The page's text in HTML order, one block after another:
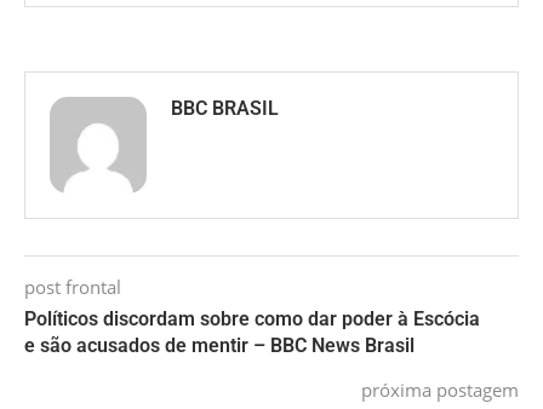
BBC BRASIL
post frontal
Políticos discordam sobre como dar poder à Escócia
e são acusados de mentir – BBC News Brasil
próxima postagem